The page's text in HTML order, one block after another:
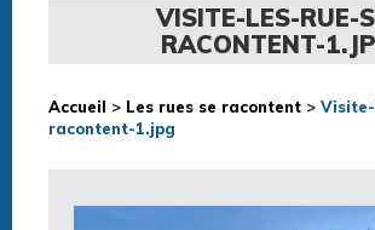
VISITE-LES-RUE-
RACONTENT-
Accueil > Les rues se racontent >
racontent-1.jpg